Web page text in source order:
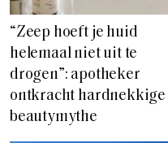
“Zeep hoeft je huid
helemaal niet uit te
drogen”: apotheker
ontkracht hardnekkige
beautymythe